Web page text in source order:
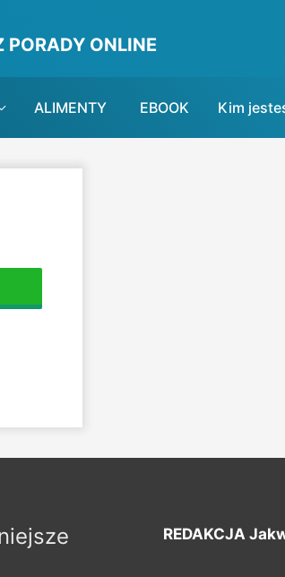
ONLINE
ALIMENTY EBOOK Kim
REDAKCJA